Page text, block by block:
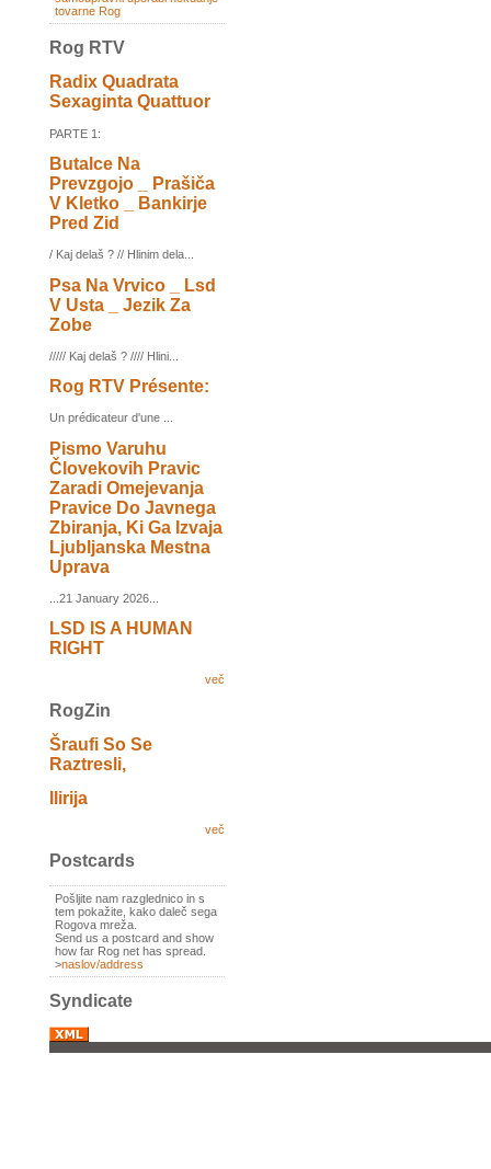
tovarne Rog
Rog RTV
Radix Quadrata
Sexaginta Quattuor
PARTE 1:
Butalce Na
Prevzgojo _ Prašiča
V Kletko _ Bankirje
Pred Zid
/ Kaj delaš ? // Hlinim dela...
Psa Na Vrvico _ Lsd
V Usta _ Jezik Za
Zobe
///// Kaj delaš ? //// Hlini...
Rog RTV Présente:
Un prédicateur d'une ...
Pismo Varuhu
Človekovih Pravic
Zaradi Omejevanja
Pravice Do Javnega
Zbiranja, Ki Ga Izvaja
Ljubljanska Mestna
Uprava
...21 January 2026...
LSD IS A HUMAN
RIGHT
več
RogZin
Šraufi So Se
Raztresli,
Ilirija
več
Postcards
Pošljite nam razglednico in s
tem pokažite, kako daleč sega
Rogova mreža.
Send us a postcard and show
how far Rog net has spread.
>naslov/address
Syndicate